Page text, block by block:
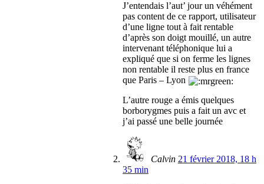
J’entendais l’aut’ jour un véhément
pas content de ce rapport, utilisateur
d’une ligne tout à fait rentable
d’après son doigt mouillé, un autre
intervenant téléphonique lui a
expliqué que si on ferme les lignes
non rentable il reste plus en france
que Paris – Lyon
L’autre rouge a émis quelques
borborygmes puis a fait un avc et
j’ai passé une belle journée
Calvin 21 février 2018, 18 h
35 min